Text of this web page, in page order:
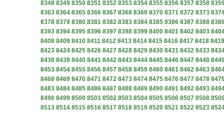
8348 8349 8350 8351 8352 8353 8354 8355 8356 8357 8358
8363 8364 8365 8366 8367 8368 8369 8370 8371 8372 8373
8378 8379 8380 8381 8382 8383 8384 8385 8386 8387 8388
8393 8394 8395 8396 8397 8398 8399 8400 8401 8402 8403
8408 8409 8410 8411 8412 8413 8414 8415 8416 8417 8418 8419
8423 8424 8425 8426 8427 8428 8429 8430 8431 8432 8433
8438 8439 8440 8441 8442 8443 8444 8445 8446 8447 8448
8453 8454 8455 8456 8457 8458 8459 8460 8461 8462 8463
8468 8469 8470 8471 8472 8473 8474 8475 8476 8477 8478
8483 8484 8485 8486 8487 8488 8489 8490 8491 8492 8493
8498 8499 8500 8501 8502 8503 8504 8505 8506 8507 8508
8513 8514 8515 8516 8517 8518 8519 8520 8521 8522 8523